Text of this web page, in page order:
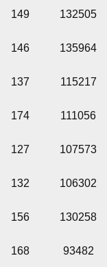
149 132505
146 135964
137 115217
174 111056
127 107573
132 106302
156 130258
168 93482